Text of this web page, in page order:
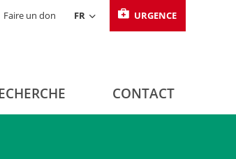
URGENCE
Faire un don FR
CONTACT